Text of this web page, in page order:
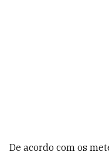
De acordo com os